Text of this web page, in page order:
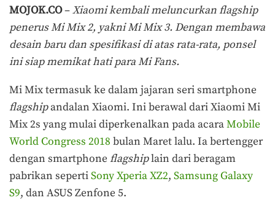
MOJOK.CO–Xiaomi kembali meluncurkan flagship
penerus Mi Mix 2, yakni Mi Mix 3. Dengan membawa
desain baru dan spesifikasi di atas rata-rata, ponsel
ini siap memikat hati para Mi Fans.
Mi Mix termasuk ke dalam jajaran seri smartphone
flagshipandalan Xiaomi. Ini berawal dari Xiaomi Mi
Mix 2s yang mulai diperkenalkan pada acaraMobile
World Congress 2018 bulan Maret lalu. Ia bertengger
dengan smartphone flagshiplain dari beragam
pabrikan sepertiSony Xperia XZ2, Samsung Galaxy
S9, dan ASUS Zenfone 5.